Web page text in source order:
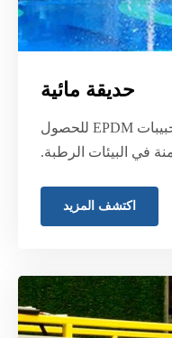
حديقة مائية
قم ببناء حدائق مائية باستخدام حبيبات EPDM للحصول
في البيئات الرطبة.
اكتشف المزيد